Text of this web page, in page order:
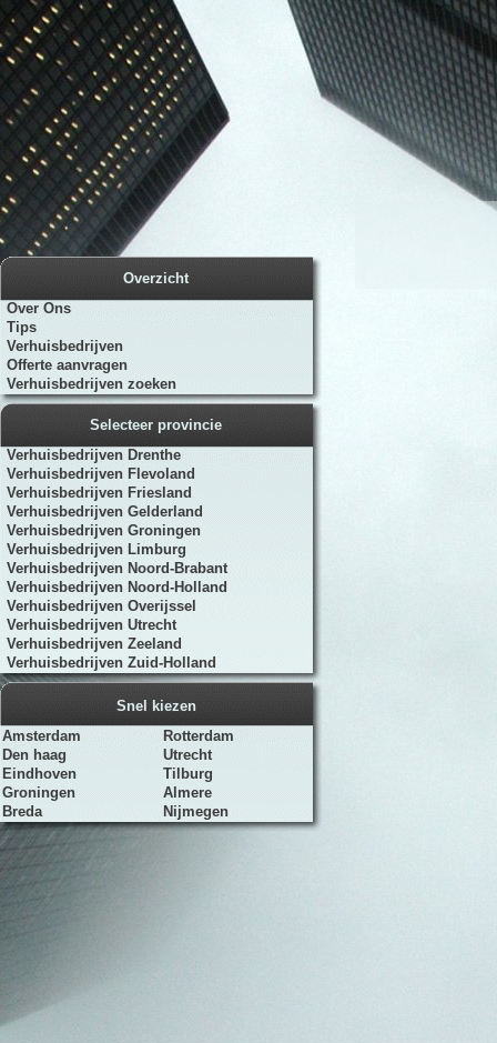
Overzicht
Over Ons
Tips
Verhuisbedrijven
Offerte aanvragen
Verhuisbedrijven zoeken
Selecteer provincie
Verhuisbedrijven Drenthe
Verhuisbedrijven Flevoland
Verhuisbedrijven Friesland
Verhuisbedrijven Gelderland
Verhuisbedrijven Groningen
Verhuisbedrijven Limburg
Verhuisbedrijven Noord-Brabant
Verhuisbedrijven Noord-Holland
Verhuisbedrijven Overijssel
Verhuisbedrijven Utrecht
Verhuisbedrijven Zeeland
Verhuisbedrijven Zuid-Holland
Snel kiezen
Amsterdam
Rotterdam
Den haag
Utrecht
Eindhoven
Tilburg
Groningen
Almere
Breda
Nijmegen